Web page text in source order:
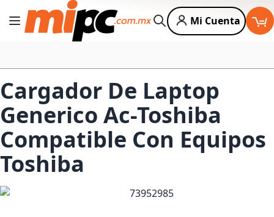
Cambiar Nav
Buscar
Mi Cuenta
Cargador De Laptop
Generico Ac-Toshiba
Compatible Con Equipos
Toshiba